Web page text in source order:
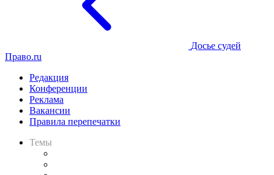
Досье судей
Право.ru
Редакция
Конференции
Реклама
Вакансии
Правила перепечатки
Темы